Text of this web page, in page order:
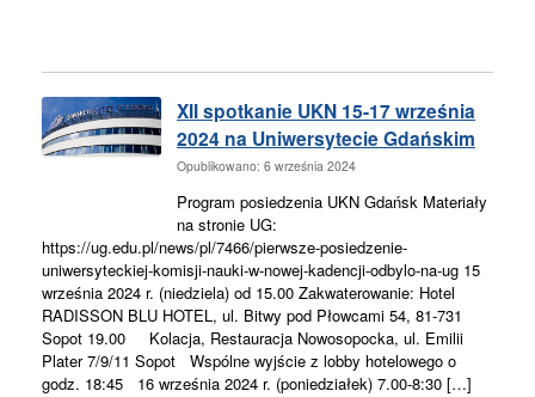
XII spotkanie UKN 15-17 września
2024 na Uniwersytecie Gdańskim
Opublikowano: 6 września 2024
Program posiedzenia UKN Gdańsk Materiały
na stronie UG:
https://ug.edu.pl/news/pl/7466/pierwsze-posiedzenie-
uniwersyteckiej-komisji-nauki-w-nowej-kadencji-odbylo-na-ug 15
września 2024 r. (niedziela) od 15.00 Zakwaterowanie: Hotel
RADISSON BLU HOTEL, ul. Bitwy pod Płowcami 54, 81-731
Sopot 19.00 Kolacja, Restauracja Nowosopocka, ul. Emilii
Plater 7/9/11 Sopot Wspólne wyjście z lobby hotelowego o
godz. 18:45 16 września 2024 r. (poniedziałek) 7.00-8:30 […]